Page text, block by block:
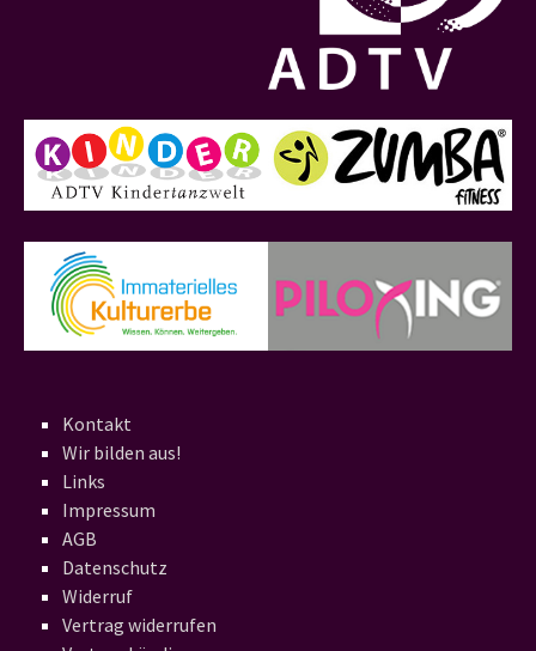
Kontakt
Wir bilden aus!
Links
Impressum
AGB
Datenschutz
Widerruf
Vertrag widerrufen